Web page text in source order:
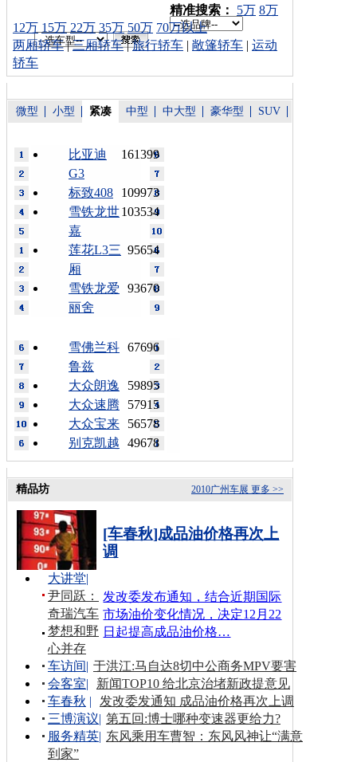
车型搜索：
精准搜索： 5万 8万
12万 15万 22万 35万 50万 70万以上
两厢轿车|三厢轿车|旅行轿车 | 敞篷轿车 | 运动
轿车
微型 小型 紧凑 中型 中大型 豪华型 SUV
161399
比亚迪
G3
109973
标致408
103534
雪铁龙世
嘉
95654
莲花L3三
厢
93670
雪铁龙爱
丽舍
67696
雪佛兰科
鲁兹
59895
大众朗逸
57915
大众速腾
56578
大众宝来
49678
别克凯越
更多 >>
2010广州车展
精品坊
[车春秋]成品油价格再次上
调
发改委发布通知，结合近期国际
市场油价变化情况，决定12月22
日起提高成品油价格…
大讲堂|
尹同跃：
奇瑞汽车
梦想和野
心并存
车访间| 于洪江:马自达8切中公商务MPV要害
会客室|
新闻TOP10 给北京治堵新政提意见
车春秋 |
发改委发通知 成品油价格再次上调
三博演议| 第五回:博士哪种变速器更给力?
服务精英| 东风乘用车曹智：东风风神让“满意
到家”